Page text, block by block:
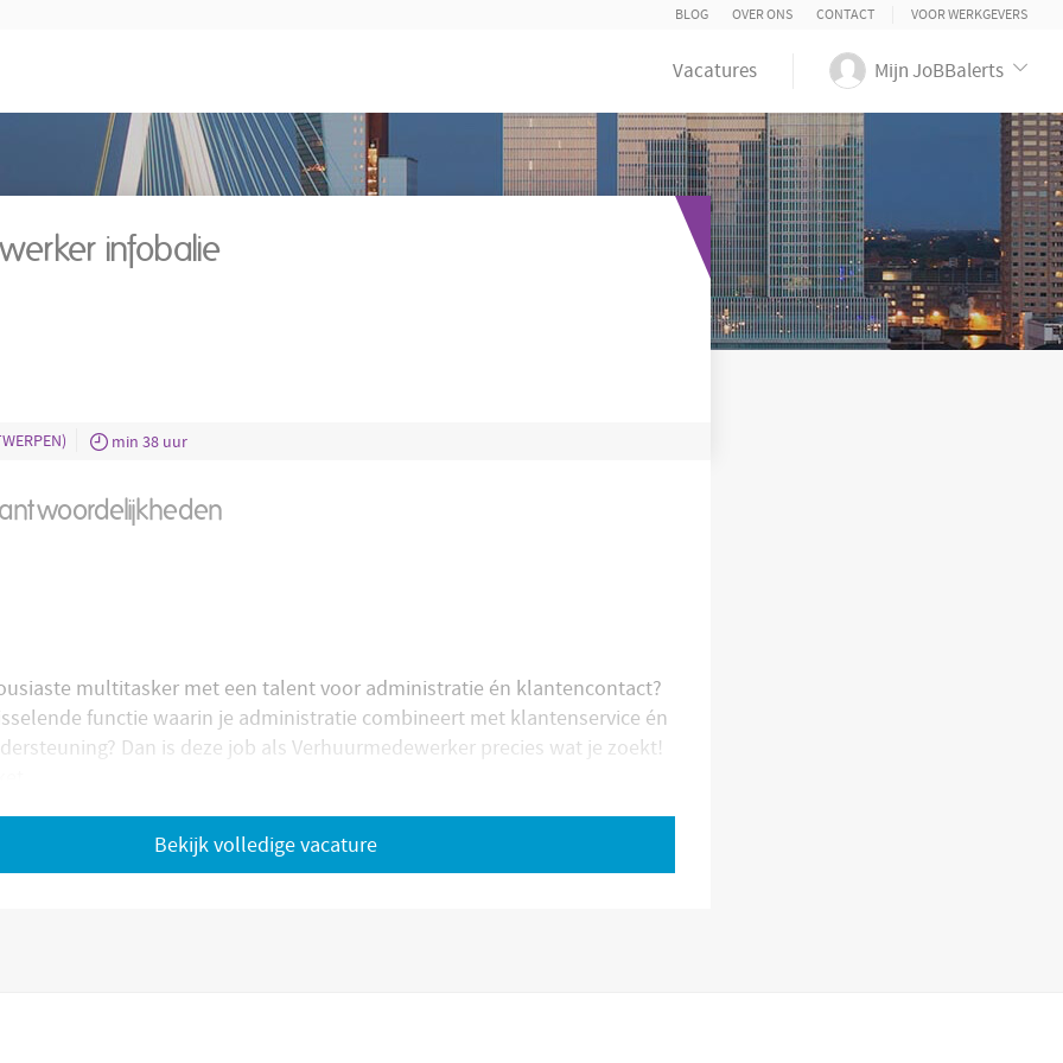
BLOG OVER ONS CONTACT VOOR WERKGEVERS
Vacatures Mijn JoBBalerts
infobalie
min 38 uur
multitasker met een talent voor administratie én klantencontact?
functie waarin je administratie combineert met klantenservice én
Dan is deze job als Verhuurmedewerker precies wat je zoekt!
administratief verwerken
Bekijk volledige vacature